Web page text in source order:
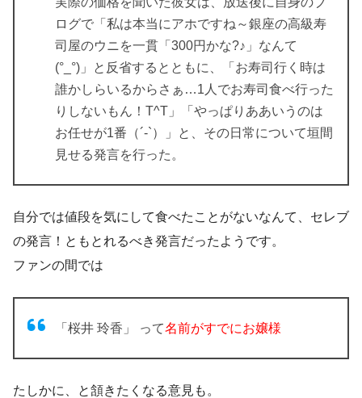
ログで「私は本当にアホですね～銀座の高級寿
司屋のウニを一貫「300円かな?♪」なんて
(°_°)」と反省するとともに、「お寿司行く時は
誰かしらいるからさぁ…1人でお寿司食べ行った
りしないもん！T^T」「やっぱりああいうのは
お任せが1番（´-`）」と、その日常について垣間
見せる発言を行った。
自分では値段を気にして食べたことがないなんて、セレブ
の発言！ともとれるべき発言だったようです。
ファンの間では
「桜井 玲香」 って名前がすでにお嬢様
たしかに、と頷きたくなる意見も。